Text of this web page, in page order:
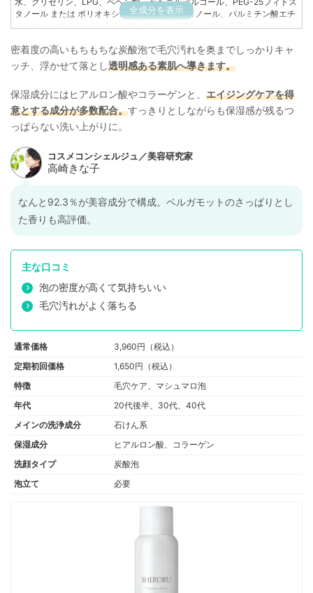
全成分を表示
タノール または ポリオキシエチレンフィトスタノール、パルミチン酸エチ
ボエトキシパントテン酸エチル、フカスセラツスエキス(メタクリル酸グリ
セリルアミドエチル/メタクリル酸ステアリル)コポリマー、ラミナリアディ
ギタータエキス、バチルス発酵物、カミツレ花エキス、サッカロミセス/デ
酸Na、サッカロミセス/ハトムギ種子発酵液、クダモノトケイソウ果実エキ
ス、フェノキシエタノール、ソルビン酸K
密着度の高いもちもちな炭酸泡で毛穴汚れを奥までしっかりキャ
ッチ、浮かせて落とし透明感ある素肌へ導きます。
保湿成分にはヒアルロン酸やコラーゲンと、 エイジングケアを得
意とする成分が多数配合。すっきりとしながらも保湿感が残るつ
っぱらない洗い上がりに。
なんと92.3％が美容成分で構成。ベルガモットのさっぱりとし
た香りも高評価。
主な口コミ
泡の密度が高くて気持ちいい
毛穴汚れがよく落ちる
通常価格
3,960円（税込）
定期初回価格
1,650円（税込）
特徴
毛穴ケア、マシュマロ泡
年代
20代後半、30代、40代
メインの洗浄成分
石けん系
保湿成分
ヒアルロン酸、コラーゲン
洗顔タイプ
炭酸泡
泡立て
必要